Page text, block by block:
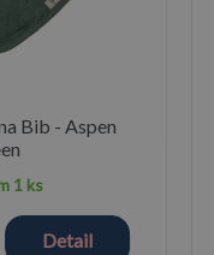
Bib - Aspen
1 ks
Detail